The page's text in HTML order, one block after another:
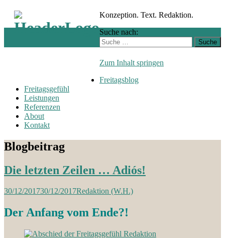
Konzeption. Text. Redaktion.
Suche nach:
Zum Inhalt springen
Freitagsblog
Freitagsgefühl
Leistungen
Referenzen
About
Kontakt
Blogbeitrag
Die letzten Zeilen … Adiós!
30/12/201730/12/2017Redaktion (W.H.)
Der Anfang vom Ende?!